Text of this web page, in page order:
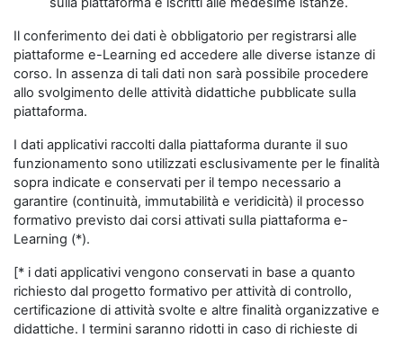
Il conferimento dei dati è obbligatorio per registrarsi alle
piattaforme e-Learning ed accedere alle diverse istanze di
corso. In assenza di tali dati non sarà possibile procedere
allo svolgimento delle attività didattiche pubblicate sulla
piattaforma.
I dati applicativi raccolti dalla piattaforma durante il suo
funzionamento sono utilizzati esclusivamente per le finalità
sopra indicate e conservati per il tempo necessario a
garantire (continuità, immutabilità e veridicità) il processo
formativo previsto dai corsi attivati sulla piattaforma e-
Learning (*).
[* i dati applicativi vengono conservati in base a quanto
richiesto dal progetto formativo per attività di controllo,
certificazione di attività svolte e altre finalità organizzative e
didattiche. I termini saranno ridotti in caso di richieste di